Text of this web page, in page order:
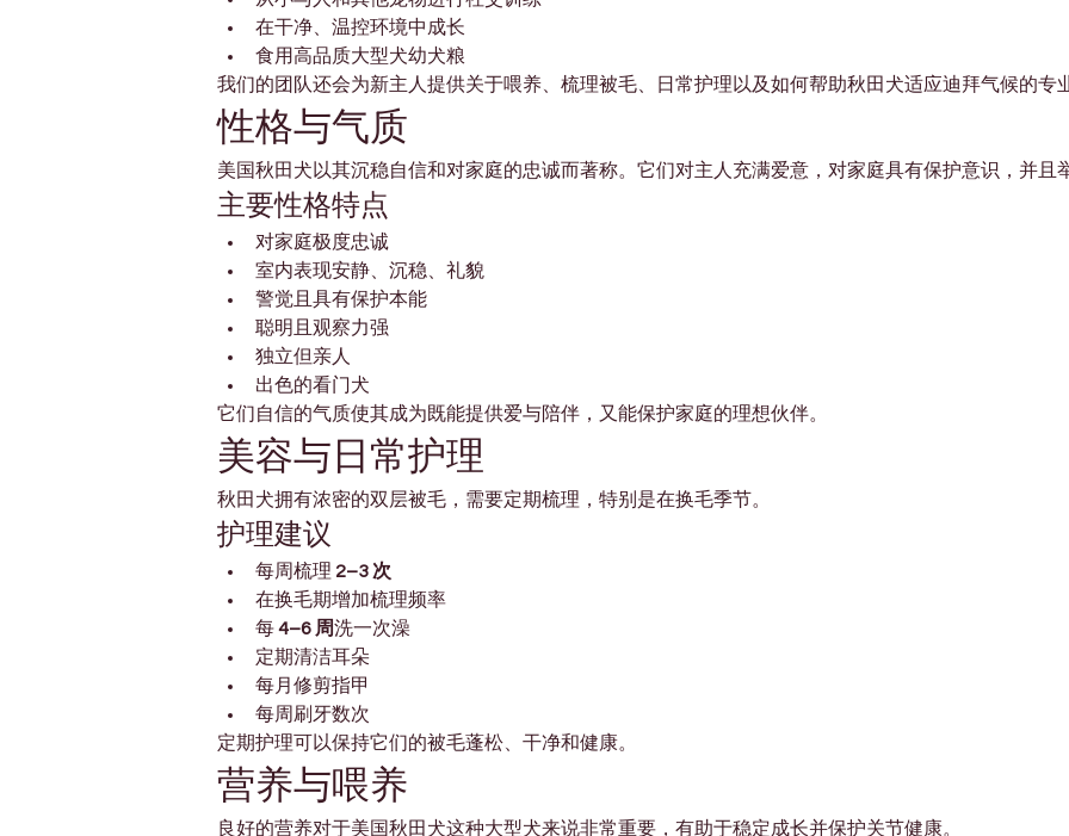
在干净、温控环境中成长
食用高品质大型犬幼犬粮
我们的团队还会为新主人提供关于喂养、梳理被毛、日常护理以及如何帮助秋田犬适应迪拜气候的专
性格与气质
美国秋田犬以其沉稳自信和对家庭的忠诚而著称。它们对主人充满爱意，对家庭具有保护意识，并且
主要性格特点
对家庭极度忠诚
室内表现安静、沉稳、礼貌
警觉且具有保护本能
聪明且观察力强
独立但亲人
出色的看门犬
它们自信的气质使其成为既能提供爱与陪伴，又能保护家庭的理想伙伴。
美容与日常护理
秋田犬拥有浓密的双层被毛，需要定期梳理，特别是在换毛季节。
护理建议
每周梳理 2–3 次
在换毛期增加梳理频率
每 4–6 周洗一次澡
定期清洁耳朵
每月修剪指甲
每周刷牙数次
定期护理可以保持它们的被毛蓬松、干净和健康。
营养与喂养
良好的营养对于美国秋田犬这种大型犬来说非常重要，有助于稳定成长并保护关节健康。